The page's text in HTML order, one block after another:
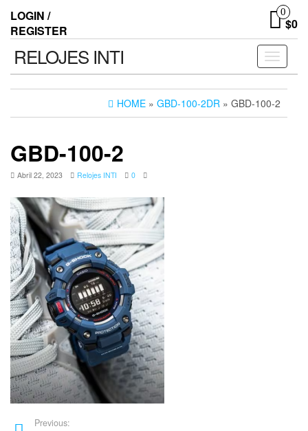
LOGIN /
REGISTER
0
$0
Toggle
RELOJES INTI
HOME » GBD-100-2DR » GBD-100-2
GBD-100-2
Abril 22, 2023 Relojes INTI 0
Previous: